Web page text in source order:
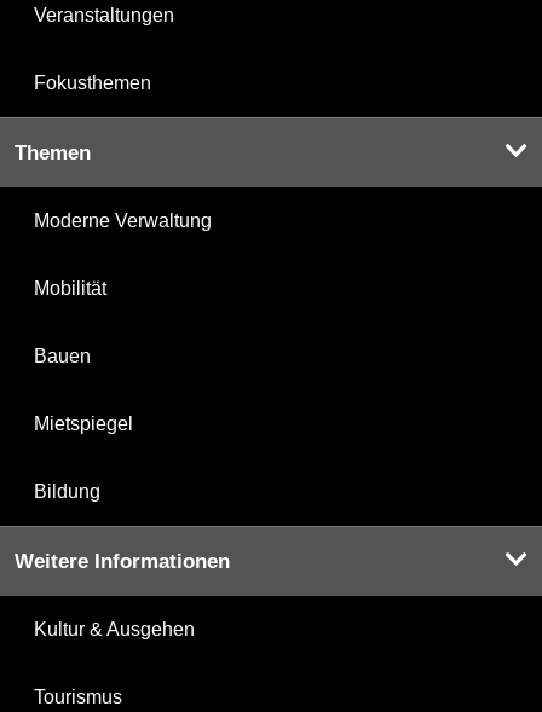
Veranstaltungen
Fokusthemen
Themen
Moderne Verwaltung
Mobilität
Bauen
Mietspiegel
Bildung
Weitere Informationen
Kultur & Ausgehen
Tourismus